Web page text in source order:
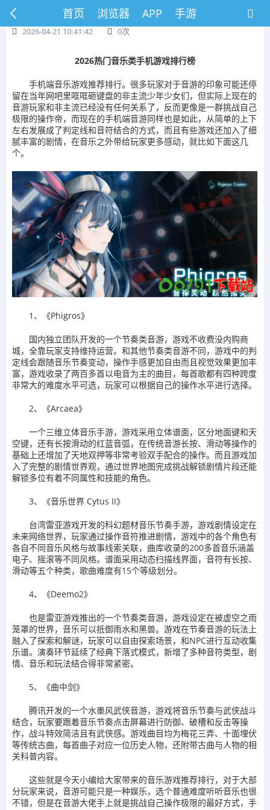
首页 浏览器 APP 手游
2026-04-21 10:41:42 0次
2026热门音乐类手机游戏排行榜
手机端音乐游戏推荐排行。很多玩家对于音游的印象可能还停
留在当年网吧里哐哐砸键盘的非主流少年少女们，但实际上现在的
音游玩家和非主流已经没有任何关系了，反而更像是一群挑战自己
极限的操作帝，而现在的手机端音游同样也是如此，从简单的上下
左右发展成了判定线和音符结合的方式，而且有些游戏还加入了细
腻丰富的剧情，在音乐之外带给玩家更多感动，就比如下面这几
个。
1、《Phigros》
国内独立团队开发的一个节奏类音游，游戏不收费没内购商
城，全靠玩家支持维持运营。和其他节奏类音游不同，游戏中的判
定线会跟随音乐节奏变动，操作手感更加自由而且视觉效果更加丰
富，游戏收录了两百多首以电音为主的曲目，每首歌都有四种跨度
非常大的难度水平可选，玩家可以根据自己的操作水平进行选择。
2、《Arcaea》
一个三维立体音乐手游，游戏采用立体谱面，区分地面键和天
空键，还有长按滑动的红蓝音弧，在传统音游长按、滑动等操作的
基础上还增加了天地双押等非常考验双手配合的操作。而且游戏加
入了完整的剧情世界观，通过世界地图完成挑战解锁剧情片段还能
解锁多位有着不同属性和技能的角色。
3、《音乐世界 Cytus II》
台湾雷亚游戏开发的科幻题材音乐节奏手游，游戏剧情设定在
未来网络世界，玩家通过操作音符推进剧情，游戏中的各个角色有
各自不同音乐风格与故事线索关联，曲库收录的200多首音乐涵盖
电子、摇滚等不同风格。谱面采用动态扫描线界面，音符有长按、
滑动等五个种类，歌曲难度有15个等级划分。
4、《Deemo2》
也是雷亚游戏推出的一个节奏类音游，游戏设定在被虚空之雨
笼罩的世界，音乐可以抵御雨水和黑兽。游戏在节奏音游的玩法上
融入了探索和解谜，玩家可以自由探索场景，和NPC进行互动收集
乐谱。演奏环节延续了经典下落式模式，新增了多种音符类型，剧
情、音乐和玩法结合得非常紧密。
5、《曲中剑》
腾讯开发的一个水墨风武侠音游，游戏将音乐节奏与武侠战斗
结合，玩家要跟着音乐节奏点击屏幕进行防御、破槽和反击等操
作，战斗特效简洁且有武侠感。游戏曲目均为梅花三弄、十面埋伏
等传统古曲，每首曲子对应一位历史人物，还附带古曲与人物的相
关科普内容。
这些就是今天小编给大家带来的音乐游戏推荐排行，对于大部
分玩家来说，音游可能只是一种娱乐，选个普通难度听听音乐也很
不错，但是在音游大佬手上就是挑战自己操作极限的最好方式，手